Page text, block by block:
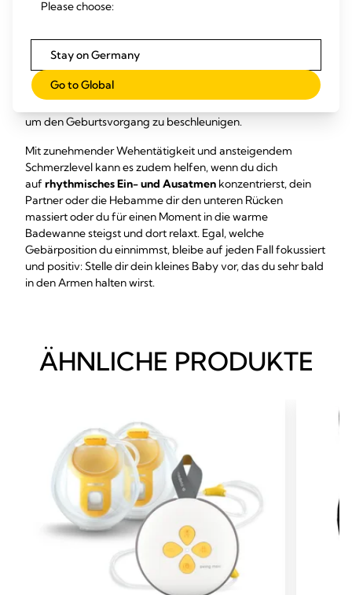
und körperlich aktiven Zustand eine produktivere
Wehentätigkeithast, die wiederum dafür sorgt, dass dein
Baby schneller das Licht der Welt erblickt. Außerdem sinkt
nachweislich das Bedürfnis nach schmerzlindernden Mitteln
um den Geburtsvorgang zu beschleunigen.
Mit zunehmender Wehentätigkeit und ansteigendem
Schmerzlevel kann es zudem helfen, wenn du dich
auf rhythmisches Ein- und Ausatmen konzentrierst, dein
Partner oder die Hebamme dir den unteren Rücken
massiert oder du für einen Moment in die warme
Badewanne steigst und dort relaxt. Egal, welche
Gebärposition du einnimmst, bleibe auf jeden Fall fokussiert
und positiv: Stelle dir dein kleines Baby vor, das du sehr bald
in den Armen halten wirst.
ÄHNLICHE PRODUKTE
Please choose:
Stay on Germany
Go to Global